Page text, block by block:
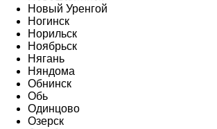
Новый Уренгой
Ногинск
Норильск
Ноябрьск
Нягань
Няндома
Обнинск
Обь
Одинцово
Озерск